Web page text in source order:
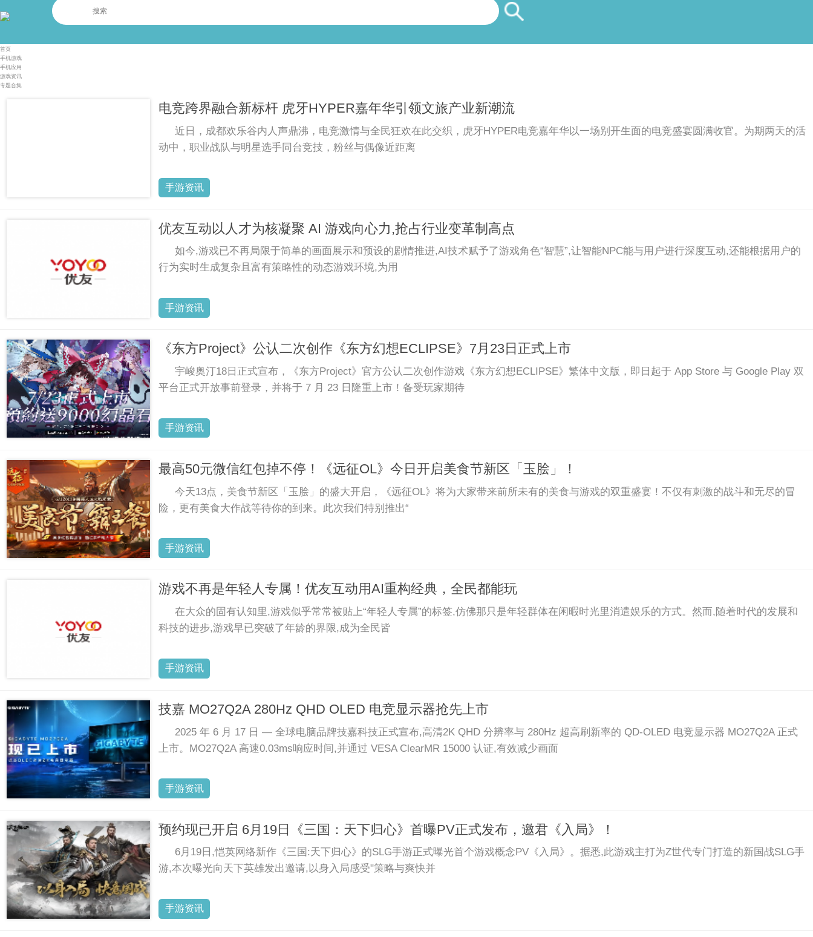
首页
手机游戏
手机应用
游戏资讯
专题合集
电竞跨界融合新标杆 虎牙HYPER嘉年华引领文旅产业新潮流
近日，成都欢乐谷内人声鼎沸，电竞激情与全民狂欢在此交织，虎牙HYPER电竞嘉年华以一场别开生面的电竞盛宴圆满收官。为期两天的活
动中，职业战队与明星选手同台竞技，粉丝与偶像近距离
手游资讯
优友互动以人才为核凝聚 AI 游戏向心力,抢占行业变革制高点
如今,游戏已不再局限于简单的画面展示和预设的剧情推进,AI技术赋予了游戏角色“智慧”,让智能NPC能与用户进行深度互动,还能根据用户的
行为实时生成复杂且富有策略性的动态游戏环境,为用
手游资讯
《东方Project》公认二次创作《东方幻想ECLIPSE》7月23日正式上市
宇峻奥汀18日正式宣布，《东方Project》官方公认二次创作游戏《东方幻想ECLIPSE》繁体中文版，即日起于 App Store 与 Google Play 双
平台正式开放事前登录，并将于 7 月 23 日隆重上市！备受玩家期待
手游资讯
最高50元微信红包掉不停！《远征OL》今日开启美食节新区「玉脍」！
今天13点，美食节新区「玉脍」的盛大开启，《远征OL》将为大家带来前所未有的美食与游戏的双重盛宴！不仅有刺激的战斗和无尽的冒
险，更有美食大作战等待你的到来。此次我们特别推出“
手游资讯
游戏不再是年轻人专属！优友互动用AI重构经典，全民都能玩
在大众的固有认知里,游戏似乎常常被贴上“年轻人专属”的标签,仿佛那只是年轻群体在闲暇时光里消遣娱乐的方式。然而,随着时代的发展和
科技的进步,游戏早已突破了年龄的界限,成为全民皆
手游资讯
技嘉 MO27Q2A 280Hz QHD OLED 电竞显示器抢先上市
2025 年 6 月 17 日 — 全球电脑品牌技嘉科技正式宣布,高清2K QHD 分辨率与 280Hz 超高刷新率的 QD-OLED 电竞显示器 MO27Q2A 正式
上市。MO27Q2A 高速0.03ms响应时间,并通过 VESA ClearMR 15000 认证,有效减少画面
手游资讯
预约现已开启 6月19日《三国：天下归心》首曝PV正式发布，邀君《入局》！
6月19日,恺英网络新作《三国:天下归心》的SLG手游正式曝光首个游戏概念PV《入局》。据悉,此游戏主打为Z世代专门打造的新国战SLG手
游,本次曝光向天下英雄发出邀请,以身入局感受"策略与爽快并
手游资讯